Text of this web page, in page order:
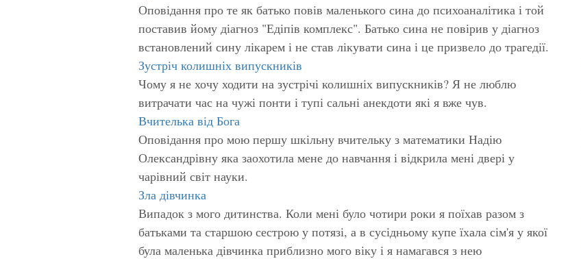
Оповідання про те як батько повів маленького сина до психоаналітика і той
поставив йому діагноз "Едіпів комплекс". Батько сина не повірив у діагноз
встановлений сину лікарем і не став лікувати сина і це призвело до трагедії.
Зустріч колишніх випускників
Чому я не хочу ходити на зустрічі колишніх випускників? Я не люблю
витрачати час на чужі понти і тупі сальні анекдоти які я вже чув.
Вчителька від Бога
Оповідання про мою першу шкільну вчительку з математики Надію
Олександрівну яка заохотила мене до навчання і відкрила мені двері у
чарівний світ науки.
Зла дівчинка
Випадок з мого дитинства. Коли мені було чотири роки я поїхав разом з
батьками та старшою сестрою у потязі, а в сусідньому купе їхала сім'я у якої
була маленька дівчинка приблизно мого віку і я намагався з нею